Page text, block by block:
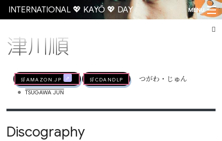
INTERNATIONAL 💖 KAYŌ 💖 DAY MENU
津川順
🛒AMAZON.jp 🛒CDandLP つがわ・じゅん
• TSUGAWA JUN
Discography